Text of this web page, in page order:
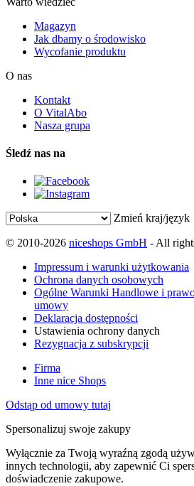
Magazyn
Jak dbamy o środowisko
Wycofanie produktu
O nas
Kontakt
O VitalAbo
Nasza grupa
Śledź nas na
Zmień kraj/język
© 2010-2026 niceshops GmbH - All
Impressum i warunki użytkowania
Ochrona danych osobowych
Ogólne Warunki Handlowe i
umowy
Deklaracja dostępności
Ustawienia ochrony danych
Rezygnacja z subskrypcji
Firma
Inne nice Shops
Odstąp od umowy tutaj
Spersonalizuj swoje zakupy
Wyłącznie za Twoją wyraźną zgodą
innych technologii, aby zapewnić Ci
doświadczenie zakupowe.